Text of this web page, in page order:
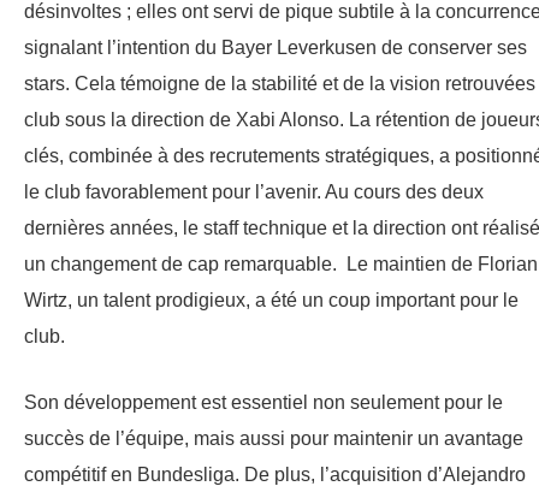
désinvoltes ; elles ont servi de pique subtile à la
signalant l’intention du Bayer Leverkusen de conserver ses
stars. Cela témoigne de la stabilité et de la vision retrouvées
club sous la direction de Xabi Alonso. La rétention de
clés, combinée à des recrutements stratégiques, a
le club favorablement pour l’avenir. Au cours des deux
dernières années, le staff technique et la direction ont réalisé
un changement de cap remarquable. Le maintien de Florian
Wirtz, un talent prodigieux, a été un coup important pour le
club.
Son développement est essentiel non seulement pour le
succès de l’équipe, mais aussi pour maintenir un avantage
compétitif en Bundesliga. De plus, l’acquisition d’Alejandro